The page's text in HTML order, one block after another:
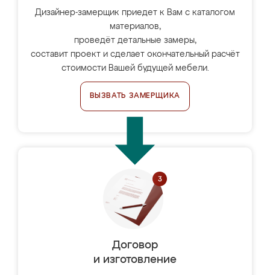
Дизайнер-замерщик приедет к Вам с каталогом
материалов,
проведёт детальные замеры,
составит проект и сделает окончательный расчёт
стоимости Вашей будущей мебели.
ВЫЗВАТЬ ЗАМЕРЩИКА
Договор
и изготовление